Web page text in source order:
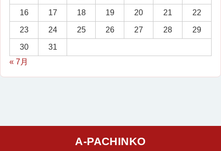
16 17 18 19 20 21 22
23 24 25 26 27 28 29
30
31
« 7月